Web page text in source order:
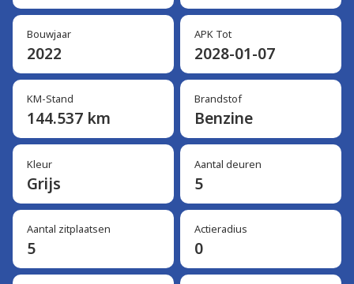
Bouwjaar
2022
APK Tot
2028-01-07
KM-Stand
144.537 km
Brandstof
Benzine
Kleur
Grijs
Aantal deuren
5
Aantal zitplaatsen
5
Actieradius
0